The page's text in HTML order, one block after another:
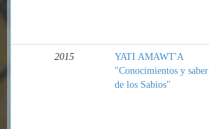
2015
YATI AMAWT'A
"Conocimientos y saber
de los Sabios"